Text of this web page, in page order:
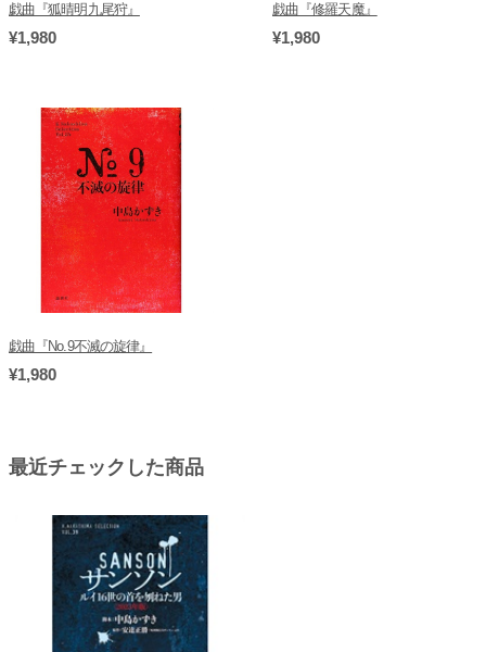
戯曲『狐晴明九尾狩』
¥1,980
戯曲『修羅天魔』
¥1,980
戯曲『No.9不滅の旋律』
¥1,980
最近チェックした商品